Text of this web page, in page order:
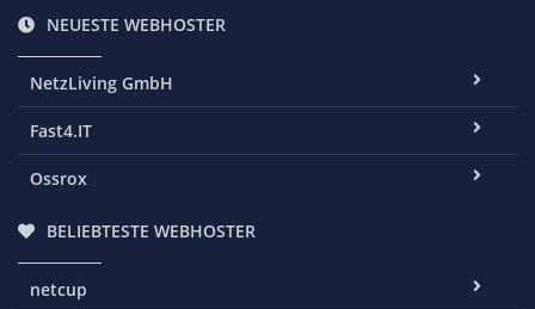
NEUESTE WEBHOSTER
NetzLiving GmbH
Fast4.IT
Ossrox
BELIEBTESTE WEBHOSTER
netcup